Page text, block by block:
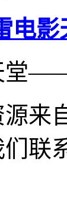
电影
堂
来
联